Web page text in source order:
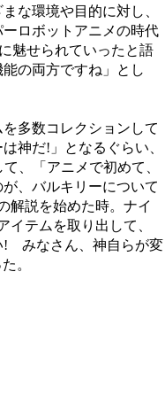
な環境や目的に対し、
ロボットアニメの時代
魅せられていったと語
の両方ですね」とし
多数コレクションして
神だ!」となるぐらい、
、「アニメで初めて、
、バルキリーについて
解説を始めた時。ナイ
テムを取り出して、
! みなさん、神自らが変
。